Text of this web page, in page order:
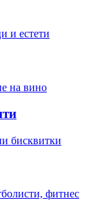
и естети
на вино
бисквитки
фитнес